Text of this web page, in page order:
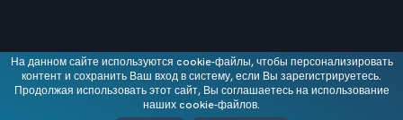
Русский (RU)
Политика файлов cookie
На данном сайте используются cookie-файлы, чтобы персонализировать
контент и сохранить Ваш вход в систему, если Вы зарегистрируетесь.
Продолжая использовать этот сайт, Вы соглашаетесь на использование
наших cookie-файлов.